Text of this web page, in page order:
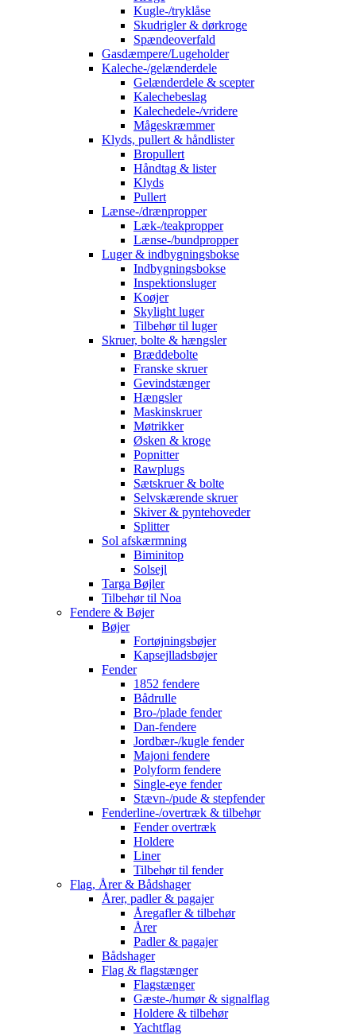
Kugle-/tryklåse
Skudrigler & dørkroge
Spændeoverfald
Gasdæmpere/Lugeholder
Kaleche-/gelænderdele
Gelænderdele & scepter
Kalechebeslag
Kalechedele-/vridere
Mågeskræmmer
Klyds, pullert & håndlister
Bropullert
Håndtag & lister
Klyds
Pullert
Lænse-/drænpropper
Læk-/teakpropper
Lænse-/bundpropper
Luger & indbygningsbokse
Indbygningsbokse
Inspektionsluger
Koøjer
Skylight luger
Tilbehør til luger
Skruer, bolte & hængsler
Bræddebolte
Franske skruer
Gevindstænger
Hængsler
Maskinskruer
Møtrikker
Øsken & kroge
Popnitter
Rawplugs
Sætskruer & bolte
Selvskærende skruer
Skiver & pyntehoveder
Splitter
Sol afskærmning
Biminitop
Solsejl
Targa Bøjler
Tilbehør til Noa
Fendere & Bøjer
Bøjer
Fortøjningsbøjer
Kapsejlladsbøjer
Fender
1852 fendere
Bådrulle
Bro-/plade fender
Dan-fendere
Jordbær-/kugle fender
Majoni fendere
Polyform fendere
Single-eye fender
Stævn-/pude & stepfender
Fenderline-/overtræk & tilbehør
Fender overtræk
Holdere
Liner
Tilbehør til fender
Flag, Årer & Bådshager
Årer, padler & pagajer
Åregafler & tilbehør
Årer
Padler & pagajer
Bådshager
Flag & flagstænger
Flagstænger
Gæste-/humør & signalflag
Holdere & tilbehør
Yachtflag